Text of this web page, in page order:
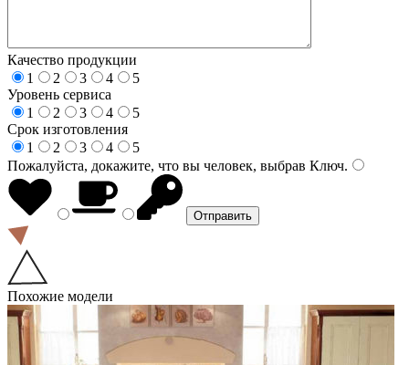
Качество продукции
1
2 3 4
5
Уровень сервиса
1
2 3 4
5
Срок изготовления
1
2 3 4
5
Пожалуйста, докажите, что вы человек, выбрав Ключ.
Похожие модели